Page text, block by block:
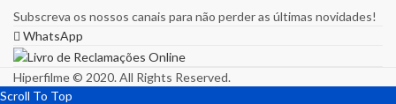
Subscreva os nossos canais para não perder as últimas novidades!
WhatsApp
Hiperfilme © 2020. All Rights Reserved.
Scroll To Top